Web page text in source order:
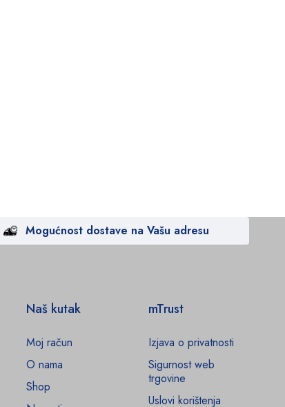
Mogućnost dostave na Vašu adresu
Naš kutak
Moj račun
O nama
Shop
mTrust
Izjava o privatnosti
Sigurnost web
trgovine
Uslovi korištenja